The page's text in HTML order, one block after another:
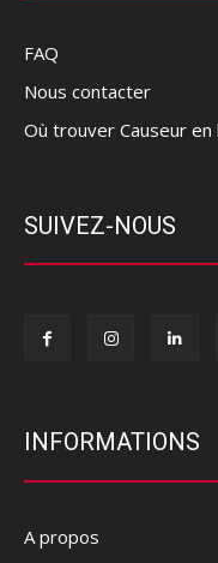
FAQ
Nous contacter
Où trouver Causeur en
SUIVEZ-NOUS
INFORMATIONS
A propos